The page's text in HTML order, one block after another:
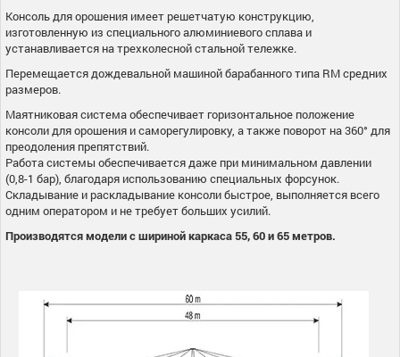
Консоль для орошения имеет решетчатую конструкцию,
изготовленную из специального алюминиевого сплава и
устанавливается на трехколесной стальной тележке.
Перемещается дождевальной машиной барабанного типа RM средних
размеров.
Маятниковая система обеспечивает горизонтальное положение
консоли для орошения и саморегулировку, а также поворот на 360° для
преодоления препятствий.
Работа системы обеспечивается даже при минимальном давлении
(0,8-1 бар), благодаря использованию специальных форсунок.
Складывание и раскладывание консоли быстрое, выполняется всего
одним оператором и не требует больших усилий.
Производятся модели с шириной каркаса 55, 60 и 65 метров.